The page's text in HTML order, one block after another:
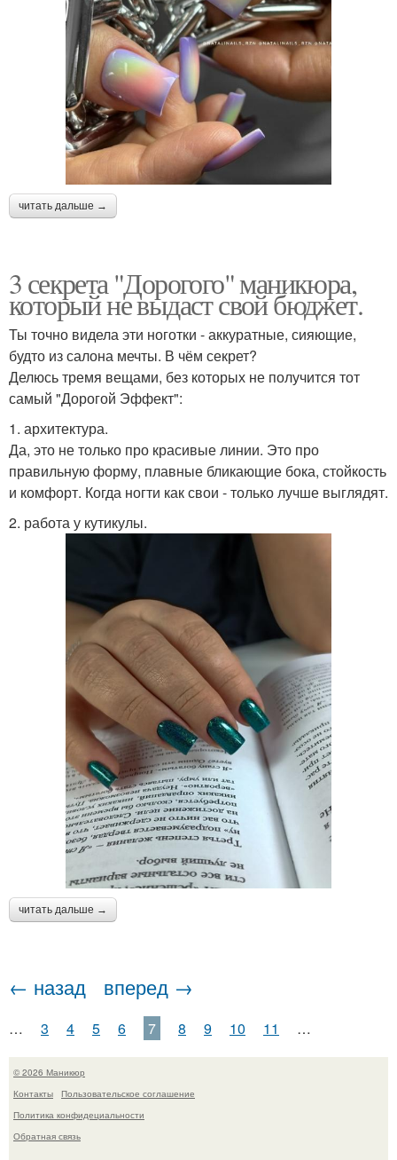
читать дальше →
3 секрета "Дорогого" маникюра,
который не выдаст свой бюджет.
Ты точно видела эти ноготки - аккуратные, сияющие,
будто из салона мечты. В чём секрет?
Делюсь тремя вещами, без которых не получится тот
самый "Дорогой Эффект":
1. архитектура.
Да, это не только про красивые линии. Это про
правильную форму, плавные бликающие бока, стойкость
и комфорт. Когда ногти как свои - только лучше выглядят.
2. работа у кутикулы.
читать дальше →
← назад вперед →
… 3 4 5 6 7 8 9 10 11 …
© 2026 Маникюр
Контакты
Пользовательское соглашение
Политика конфидециальности
Обратная связь